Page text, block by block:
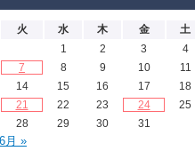
火 水 木 金 土
1
2 3 4
7
8 9 10 11
14
15 16 17 18
21
22 23 24 25
28
29 30 31
6月 »